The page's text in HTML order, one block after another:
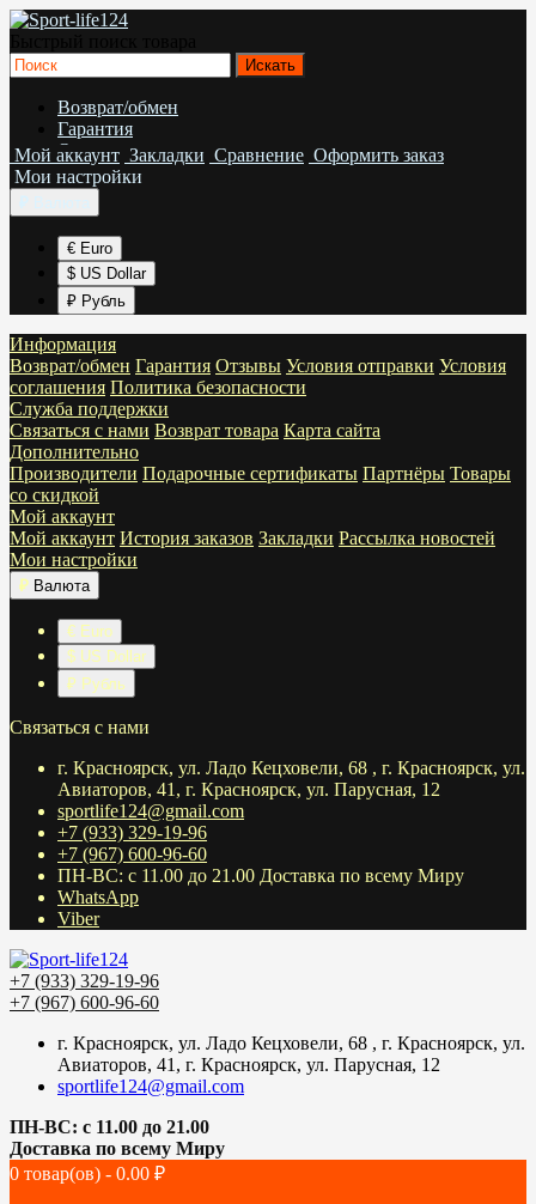
Возврат/обмен
Гарантия
Отзывы
Условия отправки
Условия соглашения
Политика безопасности
Мой аккаунт Закладки Сравнение Оформить заказ
Мои настройки
€ Euro
$ US Dollar
₽ Рубль
Информация
Возврат/обмен Гарантия Отзывы Условия отправки Условия
соглашения Политика безопасности
Служба поддержки
Связаться с нами Возврат товара Карта сайта
Дополнительно
Производители Подарочные сертификаты Партнёры Товары
со скидкой
Мой аккаунт
Мой аккаунт История заказов Закладки Рассылка новостей
Мои настройки
₽ Валюта
€ Euro
$ US Dollar
₽ Рубль
Связаться с нами
г. Красноярск, ул. Ладо Кецховели, 68 , г. Красноярск, ул.
Авиаторов, 41, г. Красноярск, ул. Парусная, 12
sportlife124@gmail.com
+7 (933) 329-19-96
+7 (967) 600-96-60
ПН-ВС: с 11.00 до 21.00 Доставка по всему Миру
WhatsApp
Viber
+7 (933) 329-19-96
+7 (967) 600-96-60
г. Красноярск, ул. Ладо Кецховели, 68 , г. Красноярск, ул.
Авиаторов, 41, г. Красноярск, ул. Парусная, 12
sportlife124@gmail.com
ПН-ВС: с 11.00 до 21.00
Доставка по всему Миру
0 товар(ов) - 0.00 ₽